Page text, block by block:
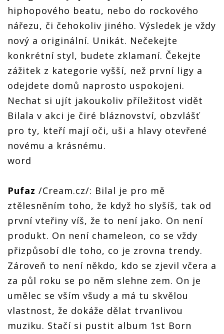
hiphopového beatu, nebo do rockového
nářezu, či čehokoliv jiného. Výsledek je vždy
nový a originální. Unikát. Nečekejte
konkrétní styl, budete zklamaní. Čekejte
zážitek z kategorie vyšší, než první ligy a
odejdete domů naprosto uspokojeni.
Nechat si ujít jakoukoliv příležitost vidět
Bilala v akci je čiré bláznovství, obzvlášť
pro ty, kteří mají oči, uši a hlavy otevřené
novému a krásnému.
word
Pufaz /Cream.cz/: Bilal je pro mě
ztělesněním toho, že když ho slyšíš, tak od
první vteřiny víš, že to není jako. On není
produkt. On není chameleon, co se vždy
přizpůsobí dle toho, co je zrovna trendy.
Zároveň to není někdo, kdo se zjevil včera a
za půl roku se po něm slehne zem. On je
umělec se vším všudy a má tu skvělou
vlastnost, že dokáže dělat trvanlivou
muziku. Stačí si pustit album 1st Born